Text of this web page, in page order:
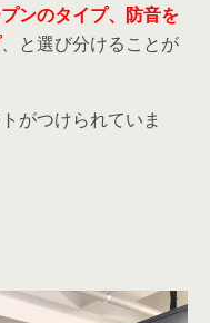
ンのタイプ、防音を
、と選び分けることが
がつけられていま